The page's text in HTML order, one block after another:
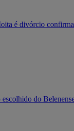
é divórcio
do